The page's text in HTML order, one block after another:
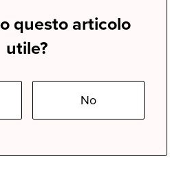
questo articolo
utile?
No